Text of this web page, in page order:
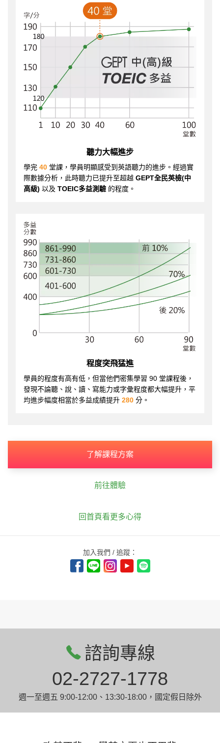
聽力大幅進步
學完 40 堂課，學員明顯感受到英語聽力的進步。經過實
際數據分析，此時聽力已提升至超越 GEPT全民英檢(中
高級) 以及 TOEIC多益測驗 的程度。
程度突飛猛進
學員的程度有高有低，但當他們密集學習 90 堂課程後，
發現不論聽、說、讀、寫能力或字彙程度都大幅提升，平
均進步幅度相當於多益成績提升 280 分。
了解課程方案
前往體驗
回首頁看更多心得
加入我們 / 追蹤：
諮詢專線
02-2727-1778
週一至週五 9:00-12:00、13:30-18:00，國定假日除外